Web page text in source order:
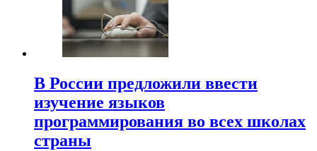
В России предложили ввести
изучение языков
программирования во всех школах
страны